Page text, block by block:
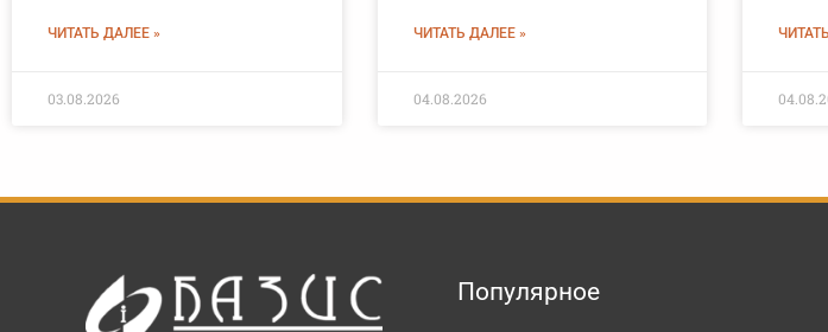
ЧИТАТЬ ДАЛЕЕ »
03.08.2026
ЧИТАТЬ ДАЛЕЕ »
04.08.2026
Популярное